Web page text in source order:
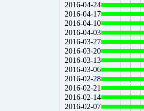
2016-04-24
2016-04-17
2016-04-10
2016-04-03
2016-03-27
2016-03-20
2016-03-13
2016-03-06
2016-02-28
2016-02-21
2016-02-14
2016-02-07